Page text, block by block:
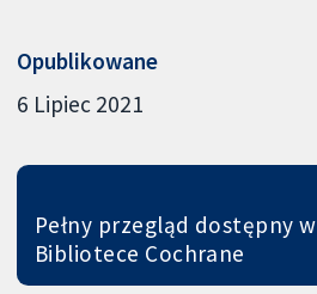
Opublikowane
6 Lipiec 2021
Pełny przegląd dostępny w
Bibliotece Cochrane